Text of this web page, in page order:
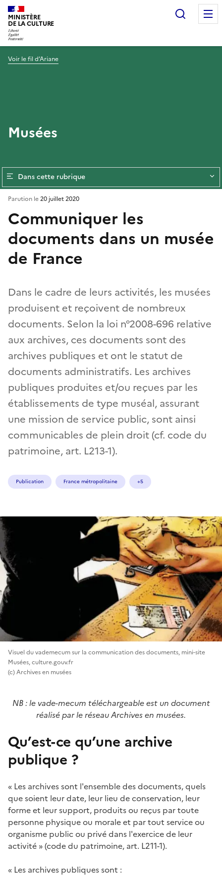
MINISTÈRE
DE LA CULTURE
Voir le fil d’Ariane
Musées
Dans cette rubrique
Communiquer les
documents dans un musée
de France
Dans le cadre de leurs activités, les musées
produisent et reçoivent de nombreux
documents. Selon la loi n°2008-696 relative
aux archives, ces documents sont des
archives publiques et ont le statut de
documents administratifs. Les archives
publiques produites et/ou reçues par les
établissements de type muséal, assurant
une mission de service public, sont ainsi
communicables de plein droit (cf. code du
patrimoine, art. L213-1).
Parution le20 juillet 2020
Publication France métropolitaine +5
Visuel du vademecum sur la communication des documents, mini-site
Musées, culture.gouv.fr
(c) Archives en musées
NB : le vade-mecum téléchargeable est un document
réalisé par le réseau Archives en musées.
Qu’est-ce qu’une archive
publique ?
« Les archives sont l'ensemble des documents, quels
que soient leur date, leur lieu de conservation, leur
forme et leur support, produits ou reçus par toute
personne physique ou morale et par tout service ou
organisme public ou privé dans l'exercice de leur
activité » (code du patrimoine, art. L211-1).
« Les archives publiques sont :